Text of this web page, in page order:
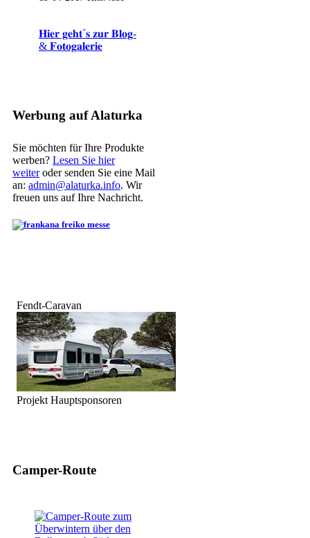
𝐇𝐢𝐞𝐫 𝐠𝐞𝐡𝐭´𝐬 𝐳𝐮𝐫 𝐁𝐥𝐨𝐠-
& 𝐅𝐨𝐭𝐨𝐠𝐚𝐥𝐞𝐫𝐢𝐞
Werbung auf Alaturka
Sie möchten für Ihre Produkte
werben? Lesen Sie hier
weiteroder senden Sie eine Mail
an: admin@alaturka.info. Wir
freuen uns auf Ihre Nachricht.
Fendt-Caravan
Projekt Hauptsponsoren
Camper-Route